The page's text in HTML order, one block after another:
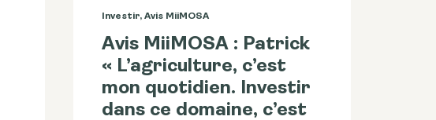
Investir, Avis MiiMOSA
Avis MiiMOSA : Patrick
« L’agriculture, c’est
mon quotidien. Investir
dans ce domaine, c’est